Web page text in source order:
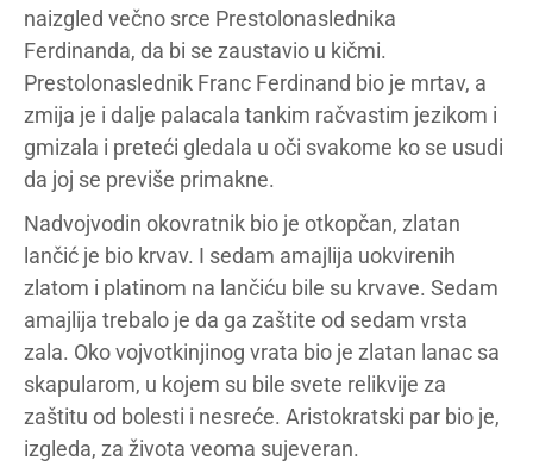
naizgled večno srce Prestolonaslednika
Ferdinanda, da bi se zaustavio u kičmi.
Prestolonaslednik Franc Ferdinand bio je mrtav, a
zmija je i dalje palacala tankim račvastim jezikom i
gmizala i preteći gledala u oči svakome ko se usudi
da joj se previše primakne.
Nadvojvodin okovratnik bio je otkopčan, zlatan
lančić je bio krvav. I sedam amajlija uokvirenih
zlatom i platinom na lančiću bile su krvave. Sedam
amajlija trebalo je da ga zaštite od sedam vrsta
zala. Oko vojvotkinjinog vrata bio je zlatan lanac sa
skapularom, u kojem su bile svete relikvije za
zaštitu od bolesti i nesreće. Aristokratski par bio je,
izgleda, za života veoma sujeveran.